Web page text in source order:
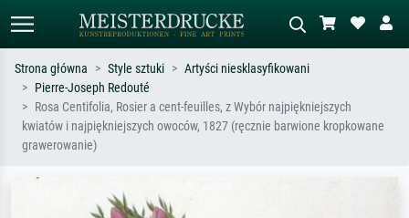
Wyszukiwanie standardowe Wyszukiwanie obrazów AI
Szukaj wg artysty, tytułu lub stylu – np.
Monet, Gwiaździsta noc,
Opisz scenę – np. zielona łąka,
Strona główna Style sztuki
Artyści niesklasyfikowani
Pierre-Joseph Redouté
Rosa Centifolia, Rosier a cent-feuilles, z Wybór najpiękniejszych
kwiatów i najpiękniejszych owoców, 1827 (ręcznie barwione kropkowane
grawerowanie)